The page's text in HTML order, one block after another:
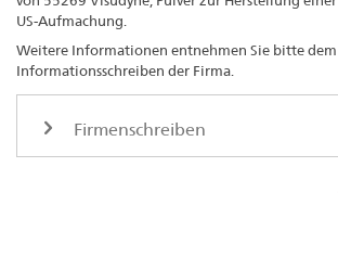
US-Aufmachung.
Weitere Informationen entnehmen Sie bitte dem
Informationsschreiben der Firma.
Firmenschreiben